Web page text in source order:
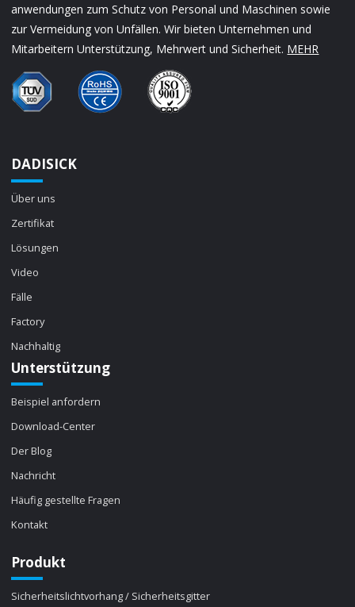
anwendungen zum Schutz von Personal und Maschinen sowie
zur Vermeidung von Unfällen. Wir bieten Unternehmen und
Mitarbeitern Unterstützung, Mehrwert und Sicherheit. MEHR
DADISICK
Über uns
Zertifikat
Lösungen
Video
Fälle
Factory
Nachhaltig
Unterstützung
Beispiel anfordern
Download-Center
Der Blog
Nachricht
Häufig gestellte Fragen
Kontakt
Produkt
Sicherheitslichtvorhang / Sicherheitsgitter